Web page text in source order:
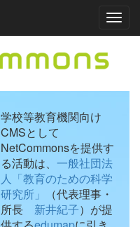
学校等教育機関向け
CMSとして
NetCommonsを提供す
る活動は、 一般社団法
人「教育のための科学
研究所」
（代表理事・
所長 新井紀子）が提